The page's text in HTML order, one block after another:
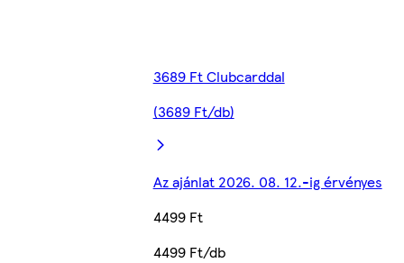
3689 Ft Clubcarddal
(3689 Ft/db)
Az ajánlat 2026. 08. 12.-ig érvényes
4499 Ft
4499 Ft/db